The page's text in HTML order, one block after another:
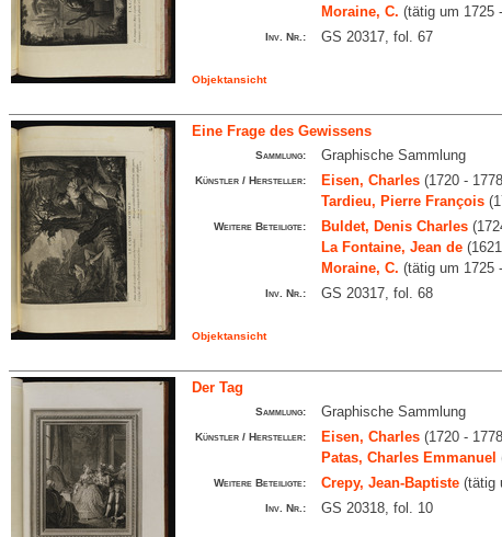
Moraine, C. (tätig um 1725
Inv. Nr.: GS 20317, fol. 67
Objektansicht
Eine Frage des Gewissens
Sammlung: Graphische Sammlung
Künstler / Hersteller: Eisen, Charles(1720 -
Tardieu, Pierre François
Weitere Beteiligte: Buldet, Denis Charles
La Fontaine, Jean de
Moraine, C. (tätig um 1725
Inv. Nr.: GS 20317, fol. 68
Objektansicht
Der Tag
Sammlung: Graphische Sammlung
Künstler / Hersteller: Eisen, Charles(1720 -
Patas, Charles Emmanuel
Weitere Beteiligte: Crepy, Jean-Baptiste(tätig
Inv. Nr.: GS 20318, fol. 10